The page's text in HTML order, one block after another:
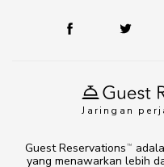
Jaringan
Guest Reservations TM
yang menawarkan lebih